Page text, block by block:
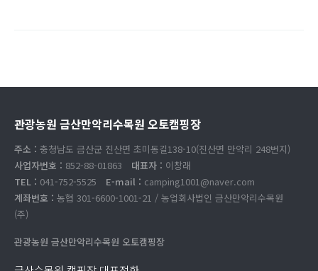
관광농원 금산만악리수목원 오토캠핑장
주소 : 충청남도 금산군 진산면 초미동길138-10(진산면 만악리 248번지)
사업자번호 : 852-88-01863 대표자 : 이창래
TEL : 041-752-5525 E-mail : camping1001@naver.com
계좌번호 : 농협 301-6600-1001-21 / 농업회사법인 금산만악리수목원
(주)
관광농원 금산만악리수목원 오토캠핑장